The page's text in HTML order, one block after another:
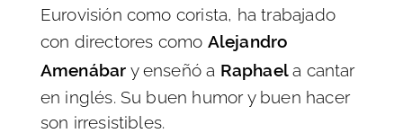
Eurovisión como corista, ha trabajado
con directores como Alejandro
Amenábar y enseñó a Raphaela cantar
en inglés. Su buen humor y buen hacer
son irresistibles.